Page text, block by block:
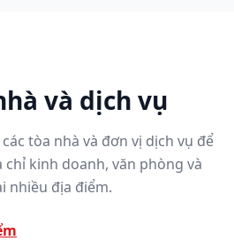
và dịch vụ
tòa nhà và đơn vị dịch vụ để
chỉ kinh doanh, văn phòng và
nhiều địa điểm.